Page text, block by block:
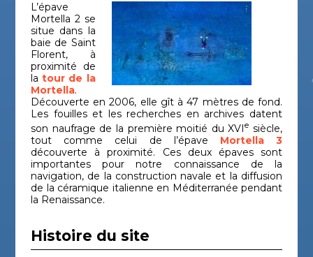
L’épave
Mortella 2 se
situe dans la
baie de Saint
Florent, à
proximité de
latour de la
Mortella.
Découverte en 2006, elle gît à 47 mètres de fond.
Les fouilles et les recherches en archives datent
son naufrage de la première moitié du XVIe siècle,
tout comme celui de l’épave Mortella 3
découverte à proximité. Ces deux épaves sont
importantes pour notre connaissance de la
navigation, de la construction navale et la diffusion
de la céramique italienne en Méditerranée pendant
la Renaissance.
Histoire du site